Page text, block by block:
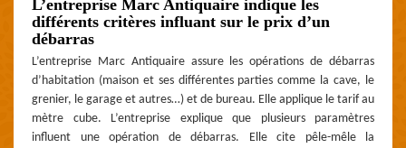
L’entreprise Marc Antiquaire indique les
différents critères influant sur le prix d’un
débarras
L’entreprise Marc Antiquaire assure les opérations de débarras
d’habitation (maison et ses différentes parties comme la cave, le
grenier, le garage et autres…) et de bureau. Elle applique le tarif au
mètre cube. L’entreprise explique que plusieurs paramètres
influent une opération de débarras. Elle cite pêle-mêle la